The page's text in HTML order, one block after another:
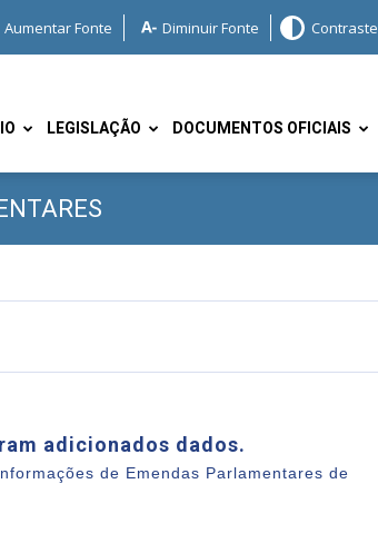
Aumentar Fonte Diminuir Fonte Contraste
LEGISLAÇÃO DOCUMENTOS OFICIAIS
adicionados dados.
de Emendas Parlamentares de